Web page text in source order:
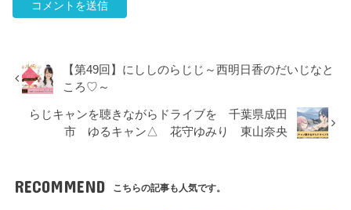
【第49回】にししのらじじ～西明日香のだいじなと
ころ♡～
らじキャンを聴きながらドライブを 千葉県成田
市 ゆるキャン△ 花守ゆみり 東山奈央
RECOMMEND こちらの記事も人気です。